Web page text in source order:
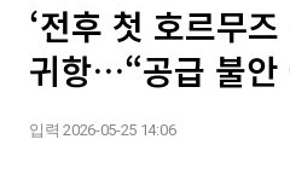
‘전후 첫 호르무
귀항…“공급 불안
입력 2026-05-25 14:06